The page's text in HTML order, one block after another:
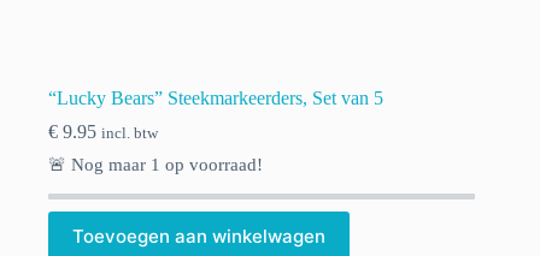
“Lucky Bears” Steekmarkeerders, Set van 5
€ 9.95 incl. btw
🚨 Nog maar 1 op voorraad!
Toevoegen aan winkelwagen